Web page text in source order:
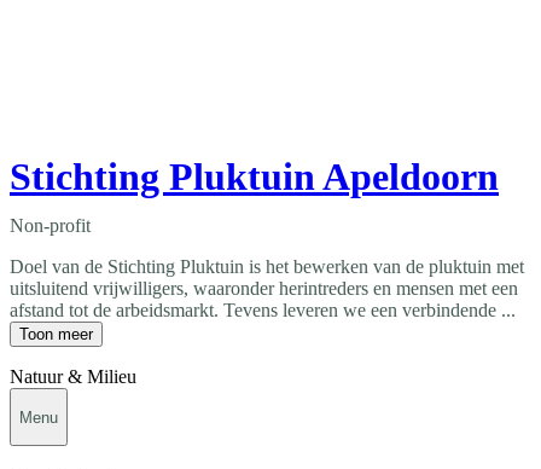
Stichting Pluktuin Apeldoorn
Non-profit
Doel van de Stichting Pluktuin is het bewerken van de pluktuin met
uitsluitend vrijwilligers, waaronder herintreders en mensen met een
afstand tot de arbeidsmarkt. Tevens leveren we een verbindende ...
Toon meer
Natuur & Milieu
Menu